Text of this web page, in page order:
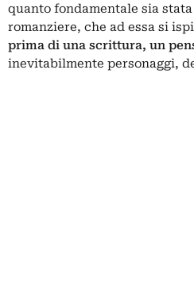
quanto fondamentale sia stata
romanziere, che ad essa si
prima di una scrittura, un
inevitabilmente personaggi,